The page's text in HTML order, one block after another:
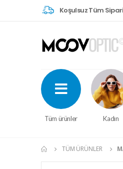
Koşulsuz Tüm
Tüm ürünler Kadın
TÜM ÜRÜNLER